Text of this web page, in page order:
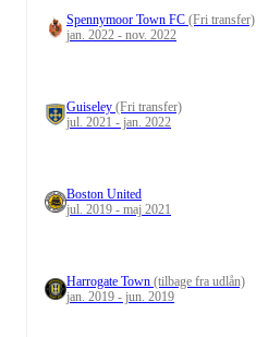
Spennymoor Town FC (Fri transfer)
jan. 2022 - nov. 2022
Guiseley (Fri transfer)
jul. 2021 - jan. 2022
Boston United
jul. 2019 - maj 2021
Harrogate Town (tilbage fra udlån)
jan. 2019 - jun. 2019